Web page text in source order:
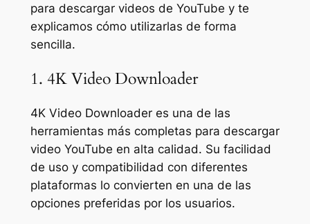
para descargar videos de YouTube y te
explicamos cómo utilizarlas de forma
sencilla.
1. 4K Video Downloader
4K Video Downloader es una de las
herramientas más completas para descargar
video YouTube en alta calidad. Su facilidad
de uso y compatibilidad con diferentes
plataformas lo convierten en una de las
opciones preferidas por los usuarios.